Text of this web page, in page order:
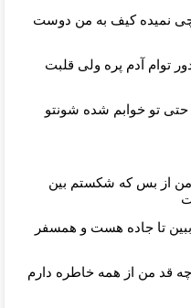
نمیده کیف به من دوست
توام آدم پره ولی قلبت
حتی تو خوابم شده شونتو
من از بس كه شكستم بین
ببین تا جاده هست و همسفر
چه قد من از همه خاطره دارم